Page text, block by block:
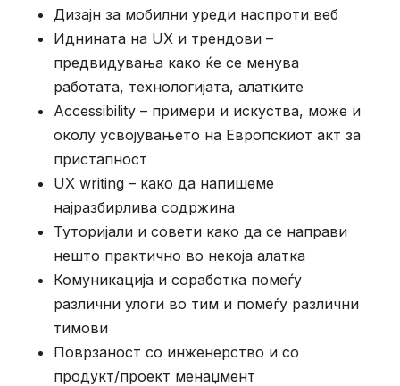
Дизајн за мобилни уреди наспроти веб
Иднината на UX и трендови –
предвидувања како ќе се менува
работата, технологијата, алатките
Accessibility – примери и искуства, може и
околу усвојувањето на Европскиот акт за
пристапност
UX writing – како да напишеме
најразбирлива содржина
Туторијали и совети како да се направи
нешто практично во некоја алатка
Комуникација и соработка помеѓу
различни улоги во тим и помеѓу различни
тимови
Поврзаност со инженерство и со
продукт/проект менаџмент